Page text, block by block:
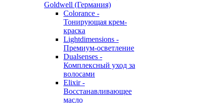
Goldwell (Германия)
Colorance -
Тонирующая крем-
краска
Lightdimensions -
Премиум-осветление
Dualsenses -
Комплексный уход за
волосами
Elixir -
Восстанавливающее
масло